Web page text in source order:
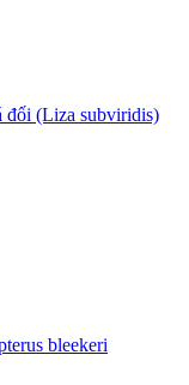
đối (Liza subviridis)
bleekeri